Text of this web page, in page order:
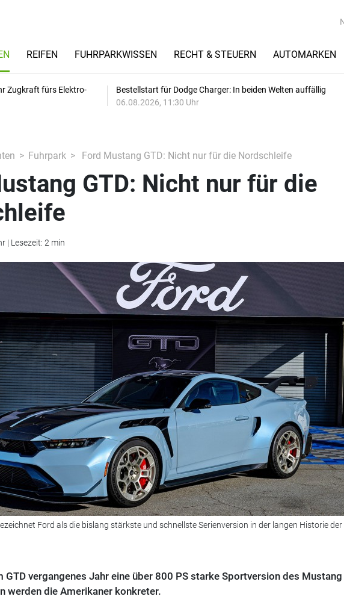
REIFEN FUHRPARKWISSEN RECHT & STEUERN AUTOMARKEN
Zugkraft fürs Elektro-
Bestellstart für Dodge Charger: In beiden Welten auffällig
06.08.2026, 11:30 Uhr
Fuhrpark Ford Mustang GTD: Nicht nur für die Nordschleife
GTD: Nicht nur für die
| Lesezeit: 2 min
Ford als die bislang stärkste und schnellste Serienversion in der langen Historie der
GTD vergangenes Jahr eine über 800 PS starke Sportversion des Mustang
werden die Amerikaner konkreter.